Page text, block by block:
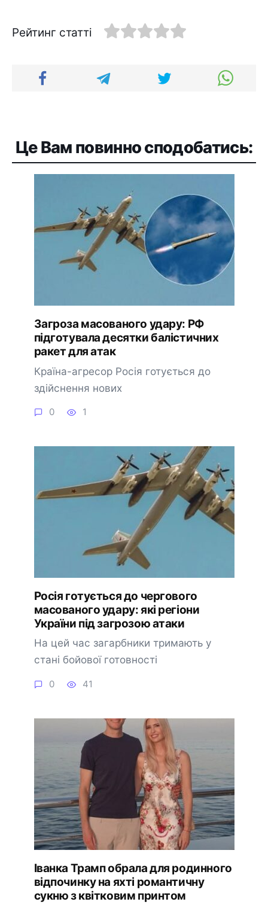
Рейтинг статті
Це Вам повинно сподобатись:
Загроза масованого удару: РФ
підготувала десятки балістичних
ракет для атак
Країна-агресор Росія готується до
здійснення нових
0 1
Росія готується до чергового
масованого удару: які регіони
України під загрозою атаки
На цей час загарбники тримають у
стані бойової готовності
0 41
Іванка Трамп обрала для родинного
відпочинку на яхті романтичну
сукню з квітковим принтом